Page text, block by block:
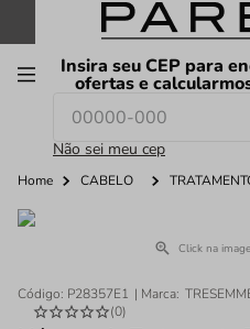
FRETE GRÁTIS nas
Insira seu CEP para
ofertas e
Não sei meu cep
O que você procura
Home CABELO
Click na
Código: P28357E1
(0)